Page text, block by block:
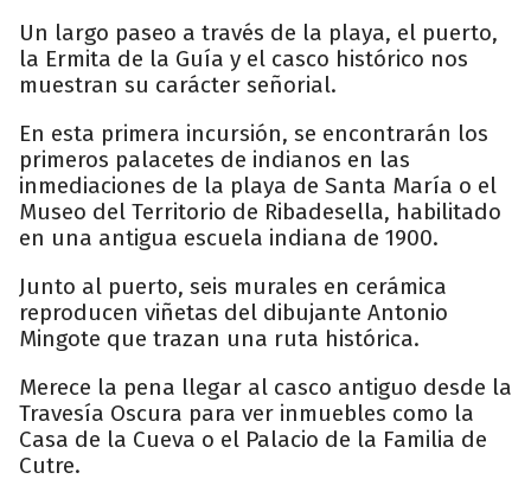
Un largo paseo a través de la playa, el puerto,
la Ermita de la Guía y el casco histórico nos
muestran su carácter señorial.
En esta primera incursión, se encontrarán los
primeros palacetes de indianos en las
inmediaciones de la playa de Santa María o el
Museo del Territorio de Ribadesella, habilitado
en una antigua escuela indiana de 1900.
Junto al puerto, seis murales en cerámica
reproducen viñetas del dibujante Antonio
Mingote que trazan una ruta histórica.
Merece la pena llegar al casco antiguo desde la
Travesía Oscura para ver inmuebles como la
Casa de la Cueva o el Palacio de la Familia de
Cutre.